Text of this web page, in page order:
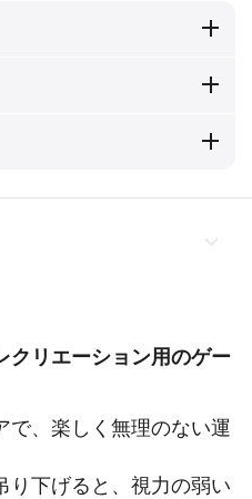
クリエーション用のゲー
で、楽しく無理のない運
り下げると、視力の弱い